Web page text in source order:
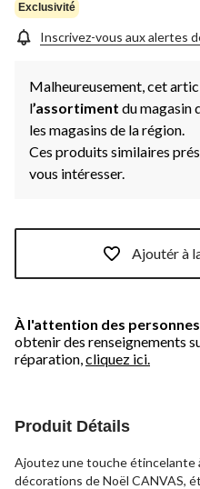
page.
Exclusivité
Inscrivez-vous aux alertes
Malheureusement, cet
l’assortiment du magasin
les magasins de la région.
Ces produits similaires
vous intéresser.
Ajoutér à
À l'attention des
obtenir des renseignements
réparation, cliquez ici.
Produit Détails
Ajoutez une touche étincelante
décorations de Noël CANVAS,